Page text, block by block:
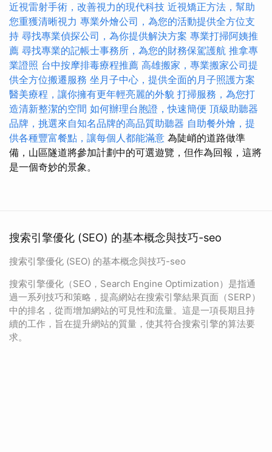
近視雷射手術，改善視力的現代科技 近視矯正方法，幫助
您重獲清晰視力 專業外燴公司，為您的活動提供全方位支
持 尋找專業偵探公司，為你提供解決方案 專業打掃阿姨推
薦 尋找專業的記帳士事務所，為您的財務保駕護航 推拿專
業證照 台中按摩排毒療程推薦 高雄搬家，專業搬家公司提
供全方位搬遷服務 坐月子中心，提供全面的月子照護方案
醫美療程，讓你擁有更年輕亮麗的外貌 打掃服務，為您打
造清新整潔的空間 如何辦理台胞證，快速簡便 頂級助聽器
品牌，挑選來自知名品牌的高品質助聽器 自助餐外燴，提
供各種豐富餐點，讓每個人都能滿意 為陡峭的道路做準
備，山區隧道將參加計劃中的可選遊覽，但作為回報，這將
是一個奇妙的景象。
搜索引擎優化 (SEO) 的基本概念與技巧-seo
搜索引擎優化 (SEO) 的基本概念與技巧-seo
搜索引擎優化（SEO，Search Engine Optimization）是指通
過一系列技巧和策略，提高網站在搜索引擎結果頁面（SERP）
中的排名，從而增加網站的可見性和流量。這是一項長期且持
續的工作，旨在提升網站的質量，使其符合搜索引擎的算法要
求。